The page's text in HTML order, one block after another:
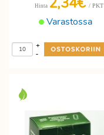
Varastossa
Hinta / PKT
-
+